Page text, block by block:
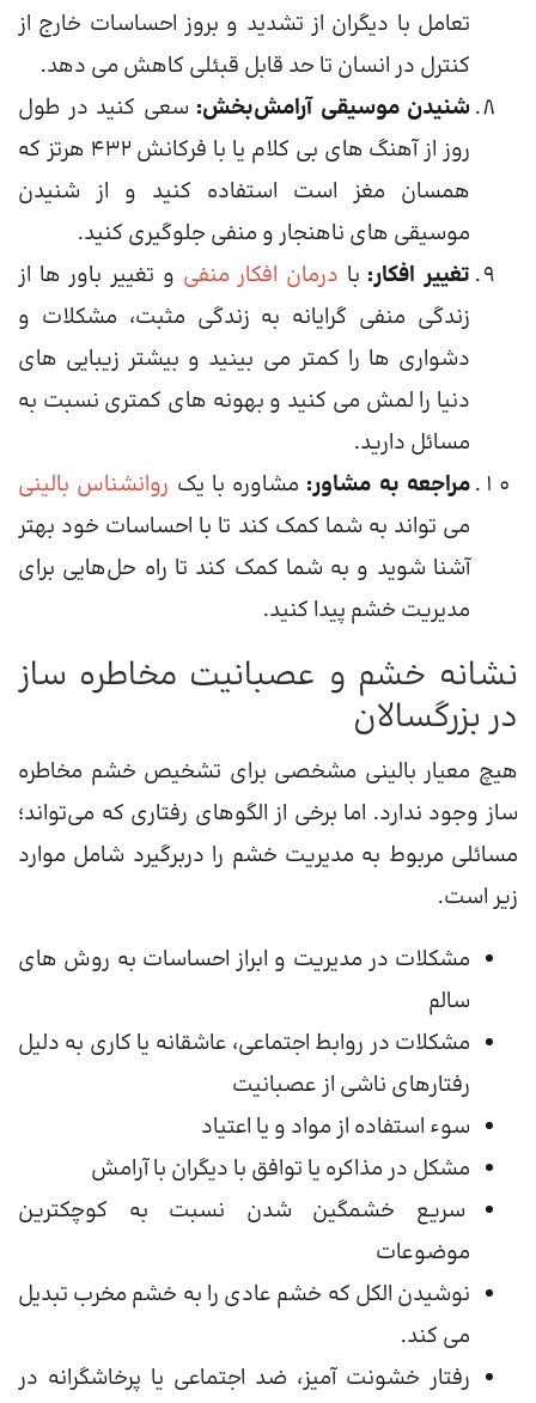
تعامل با دیگران از تشدید و بروز احساسات خارج از
کنترل در انسان تا حد قابل قبئلی کاهش می دهد.
شنیدن موسیقی آرامش‌بخش: سعی کنید در طول
روز از آهنگ های بی کلام یا با فرکانش 432 هرتز که
همسان مغز است استفاده کنید و از شنیدن
موسیقی های ناهنجار و منفی جلوگیری کنید.
تغییر افکار: با درمان افکار منفی و تغییر باور ها از
زندگی منفی گرایانه به زندگی مثبت، مشکلات و
دشواری ها را کمتر می بینید و بیشتر زیبایی های
دنیا را لمش می کنید و بهونه های کمتری نسبت به
مسائل دارید.
مراجعه به مشاور: مشاوره با یک روانشناس بالینی
می تواند به شما کمک کند تا با احساسات خود بهتر
آشنا شوید و به شما کمک کند تا راه حل‌هایی برای
مدیریت خشم پیدا کنید.
نشانه خشم و عصبانیت مخاطره ساز
در بزرگسالان
هیچ معیار بالینی مشخصی برای تشخیص خشم مخاطره
ساز وجود ندارد. اما برخی از الگوهای رفتاری که می‌تواند؛
مسائلی مربوط به مدیریت خشم را دربرگیرد شامل موارد
زیر است.
مشکلات در مدیریت و ابراز احساسات به روش های
سالم
مشکلات در روابط اجتماعی، عاشقانه یا کاری به دلیل
رفتارهای ناشی از عصبانیت
سوء استفاده از مواد و یا اعتیاد
مشکل در مذاکره یا توافق با دیگران با آرامش
سریع خشمگین شدن نسبت به کوچکترین
موضوعات
نوشیدن الکل که خشم عادی را به خشم مخرب تبدیل
می کند.
رفتار خشونت آمیز، ضد اجتماعی یا پرخاشگرانه در